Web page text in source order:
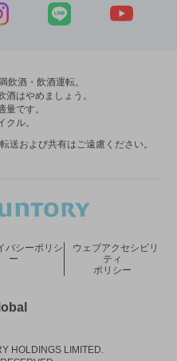
飲酒・飲酒運転。
酒はやめましょう。
量です。
クル。
送および共有はご遠慮ください。
HOLDINGS LIMITED.
バシーポリシ
ー
ウェブアクセシビリ
ティ
ポリシー
新しいウィンドウで開く